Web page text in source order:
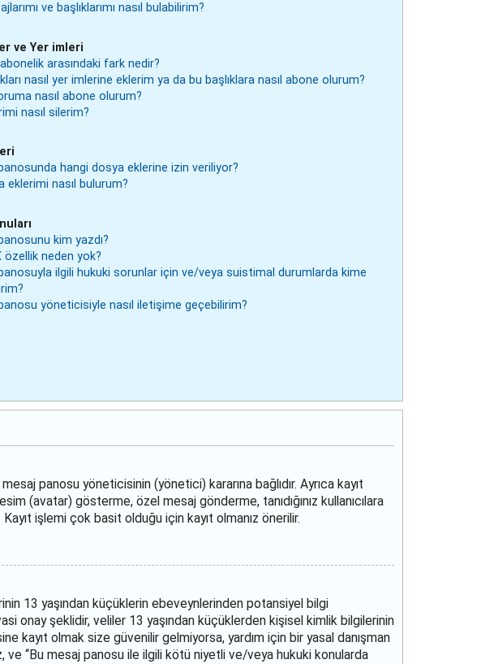
ve başlıklarımı nasıl bulabilirim?
ve Yer imleri
arasındaki fark nedir?
nasıl yer imlerine eklerim ya da bu başlıklara nasıl abone olurum?
nasıl abone olurum?
nasıl silerim?
hangi dosya eklerine izin veriliyor?
eklerimi nasıl bulurum?
kim yazdı?
özellik neden yok?
ilgili hukuki sorunlar için ve/veya suistimal durumlarda kime
yöneticisiyle nasıl iletişime geçebilirim?
panosu yöneticisinin (yönetici) kararına bağlıdır. Ayrıca kayıt
(avatar) gösterme, özel mesaj gönderme, tanıdığınız kullanıcılara
işlemi çok basit olduğu için kayıt olmanız önerilir.
13 yaşından küçüklerin ebeveynlerinden potansiyel bilgi
onay şeklidir, veliler 13 yaşından küçüklerden kişisel kimlik bilgilerinin
kayıt olmak size güvenilir gelmiyorsa, yardım için bir yasal danışman
“Bu mesaj panosu ile ilgili kötü niyetli ve/veya hukuki konularda